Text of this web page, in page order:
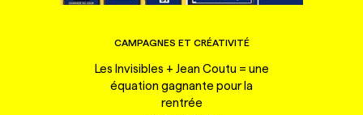
CAMPAGNES ET CRÉATIVITÉ
Les Invisibles + Jean Coutu = une
équation gagnante pour la
rentrée